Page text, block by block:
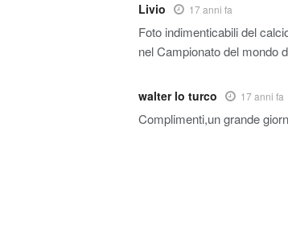
Livio 17 anni fa
Foto indimenticabili del
nel Campionato del mondo
walter lo turco 17 anni fa
Complimenti,un grande